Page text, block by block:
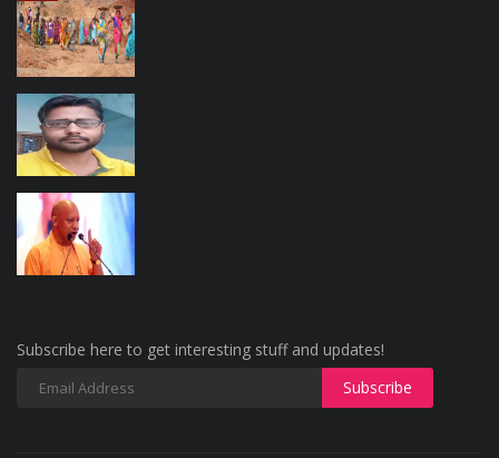
Subscribe here to get interesting stuff and updates!